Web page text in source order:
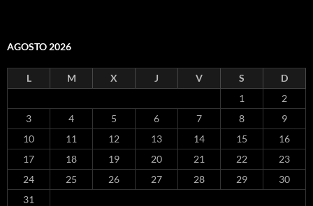
AGOSTO 2026
L M X J V S
D
1
2
3
4 5 6 7 8
9
10
11 12 13 14 15
16
17
18 19 20 21 22
23
24
25 26 27 28 29
30
31